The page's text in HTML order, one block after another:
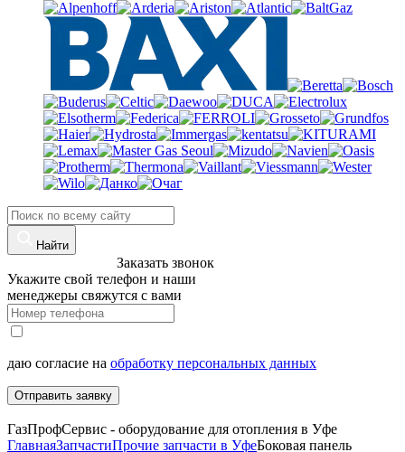
Найти
Заказать звонок
Укажите свой телефон и наши
менеджеры свяжутся с вами
даю согласие на обработку персональных данных
Отправить заявку
ГазПрофСервис - оборудование для отопления в Уфе
ГлавнаяЗапчастиПрочие запчасти в УфеБоковая панель